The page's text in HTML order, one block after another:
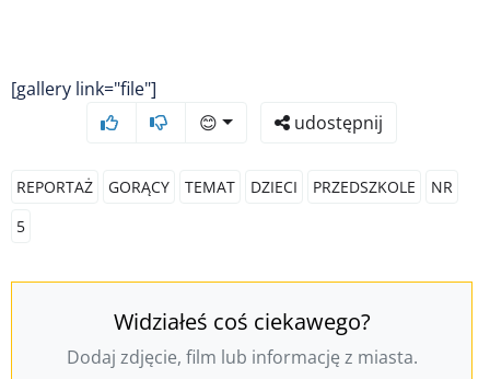
[gallery link="file"]
😊
udostępnij
REPORTAŻ GORĄCY TEMAT DZIECI PRZEDSZKOLE
NR
5
Widziałeś coś ciekawego?
Dodaj zdjęcie, film lub informację z miasta.